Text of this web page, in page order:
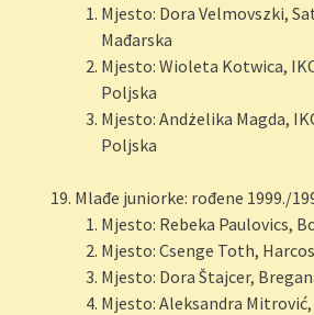
Mjesto: Dora Velmovszki,
Mađarska
Mjesto: Wioleta Kotwica,
Poljska
Mjesto: Andżelika Magda,
Poljska
Mlađe juniorke: rođene 1999./
Mjesto: Rebeka Paulovics,
Mjesto: Csenge Toth,
Mjesto: Dora Štajcer,
Mjesto: Aleksandra